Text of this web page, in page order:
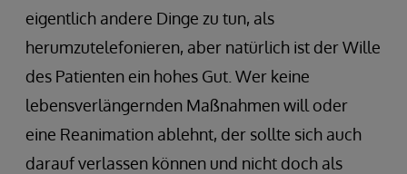
eigentlich andere Dinge zu tun, als
herumzutelefonieren, aber natürlich ist der Wille
des Patienten ein hohes Gut. Wer keine
lebensverlängernden Maßnahmen will oder
eine Reanimation ablehnt, der sollte sich auch
darauf verlassen können und nicht doch als